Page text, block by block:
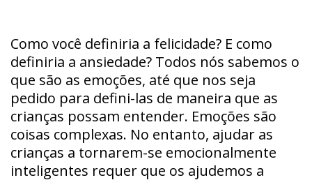
Como você definiria a felicidade? E como
definiria a ansiedade? Todos nós sabemos o
que são as emoções, até que nos seja
pedido para defini-las de maneira que as
crianças possam entender. Emoções são
coisas complexas. No entanto, ajudar as
crianças a tornarem-se emocionalmente
inteligentes requer que os ajudemos a